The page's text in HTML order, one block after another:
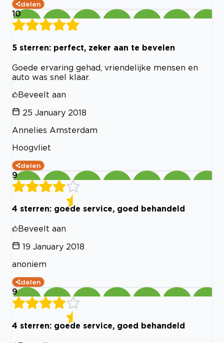
delen
10
5 sterren: perfect, zeker aan te bevelen
Goede ervaring gehad, vriendelijke mensen en
auto was snel klaar.
Beveelt aan
25 January 2018
Annelies Amsterdam
Hoogvliet
delen
9
4 sterren: goede service, goed behandeld
Beveelt aan
19 January 2018
anoniem
delen
9
4 sterren: goede service, goed behandeld